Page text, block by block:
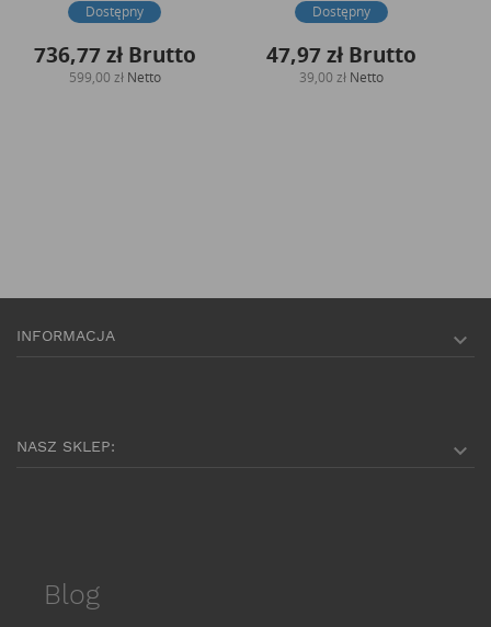
Dostępny
736,77 złBrutto
599,00 zł Netto
Dostępny
47,97 zł Brutto
39,00 zł Netto
INFORMACJA 
NASZ SKLEP: 
Blog